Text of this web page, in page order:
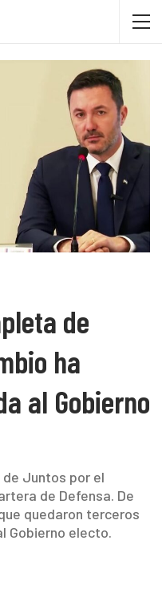
de
ha
al Gobierno
Juntos por el
de Defensa. De
quedaron terceros
Gobierno electo.